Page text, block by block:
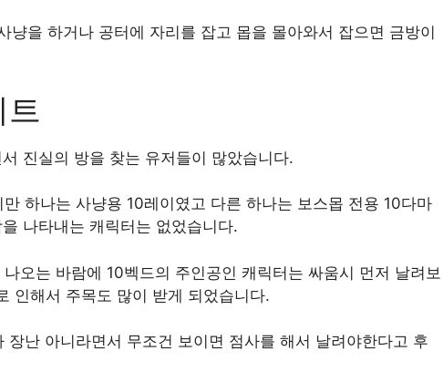
냥을 하거나 공터에 자리를 잡고 몹을 몰아와서 잡으면 금방이
트
진실의 방을 찾는 유저들이 많았습니다.
하나는 사냥용 10레이였고 다른 하나는 보스몹 전용 10다마
나타내는 캐릭터는 없었습니다.
오는 바람에 10벡드의 주인공인 캐릭터는 싸움시 먼저 날려보
인해서 주목도 많이 받게 되었습니다.
장난 아니라면서 무조건 보이면 점사를 해서 날려야한다고 후